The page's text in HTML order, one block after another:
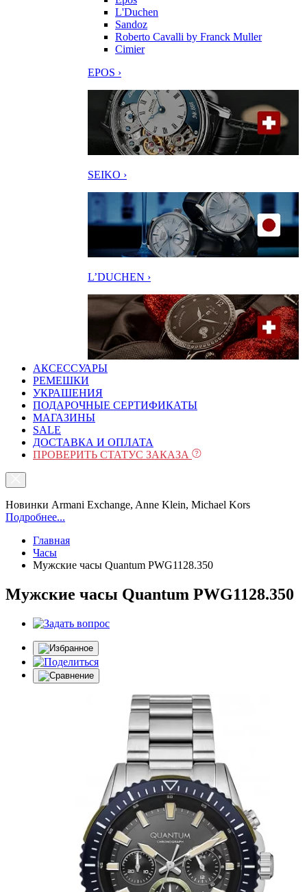
L'Duchen
Sandoz
Roberto Cavalli by Franck Muller
Cimier
EPOS ›
SEIKO ›
L’DUCHEN ›
АКСЕССУАРЫ
РЕМЕШКИ
УКРАШЕНИЯ
ПОДАРОЧНЫЕ СЕРТИФИКАТЫ
МАГАЗИНЫ
SALE
ДОСТАВКА И ОПЛАТА
ПРОВЕРИТЬ СТАТУС ЗАКАЗА
Новинки Armani Exchange, Anne Klein, Michael Kors
Подробнее...
Главная
Часы
Mужские часы Quantum PWG1128.350
Mужские часы Quantum PWG1128.350